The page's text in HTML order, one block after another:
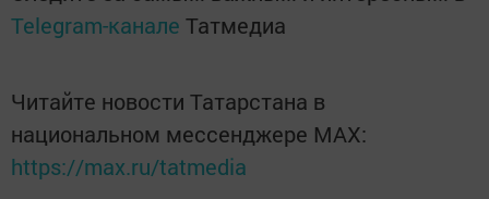
Telegram-канале Татмедиа
Читайте новости Татарстана в
национальном мессенджере MАХ:
https://max.ru/tatmedia